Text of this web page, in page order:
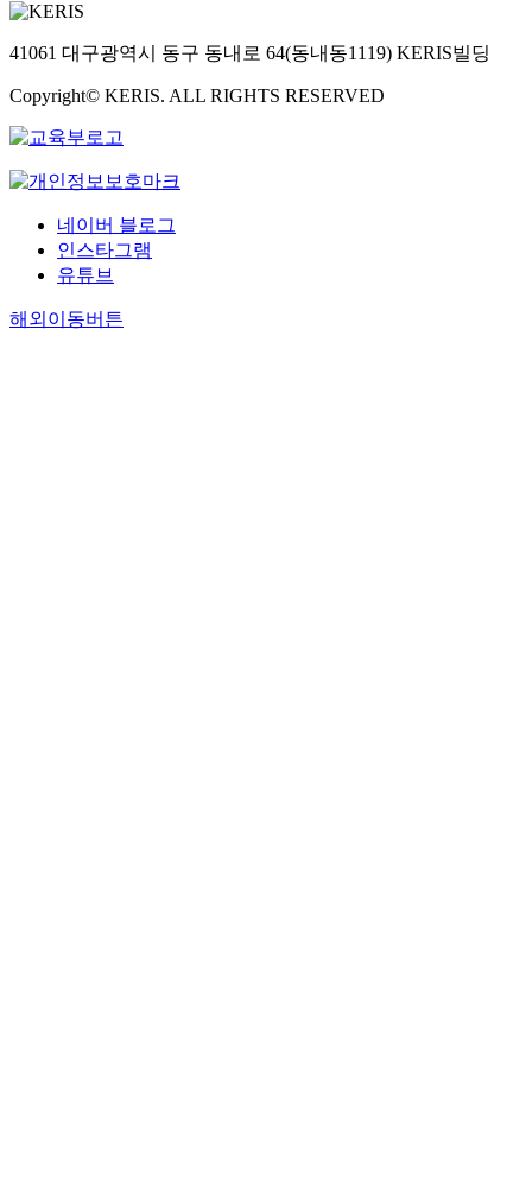
41061 대구광역시 동구 동내로 64(동내동1119) KERIS빌딩
Copyright© KERIS. ALL RIGHTS RESERVED
네이버 블로그
인스타그램
유튜브
해외이동버튼